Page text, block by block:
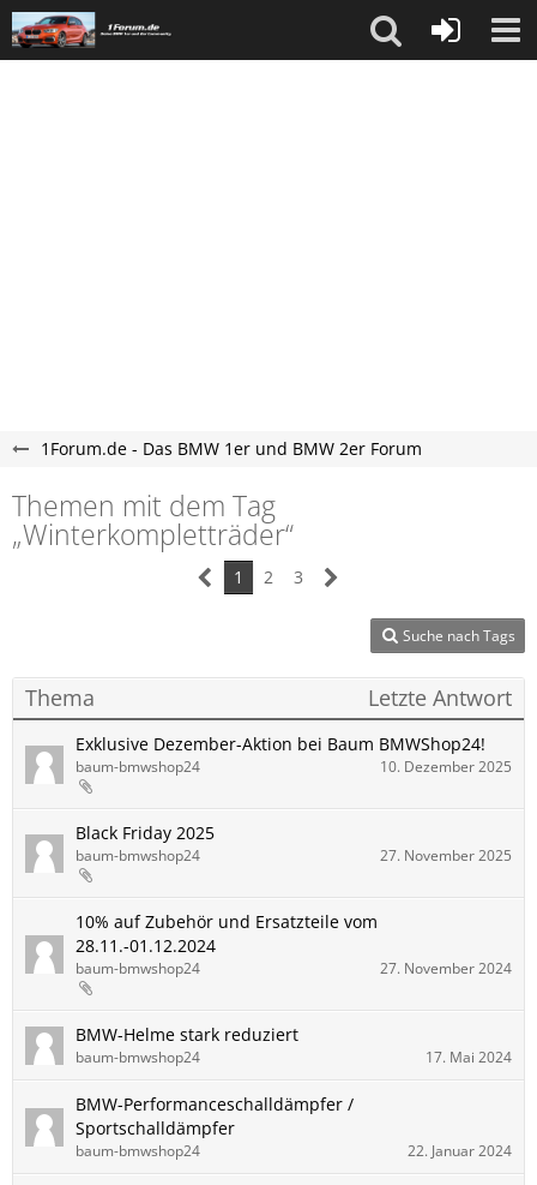
1Forum.de - Das BMW 1er und BMW 2er Forum
Themen mit dem Tag
„Winterkompletträder“
1 2 3
Suche nach Tags
Thema Letzte Antwort
Exklusive Dezember-Aktion bei Baum BMWShop24!
baum-bmwshop24 10. Dezember 2025
Black Friday 2025
baum-bmwshop24 27. November 2025
10% auf Zubehör und Ersatzteile vom
28.11.-01.12.2024
baum-bmwshop24 27. November 2024
BMW-Helme stark reduziert
baum-bmwshop24 17. Mai 2024
BMW-Performanceschalldämpfer /
Sportschalldämpfer
baum-bmwshop24 22. Januar 2024